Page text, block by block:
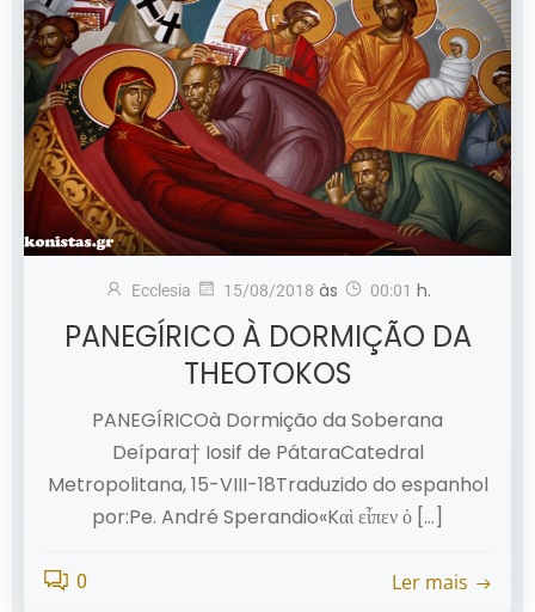
Ecclesia 15/08/2018 às 00:01 h.
PANEGÍRICO À DORMIÇÃO DA
THEOTOKOS
PANEGÍRICOà Dormição da Soberana
Deípara† Iosif de PátaraCatedral
Metropolitana, 15-VIII-18Traduzido do espanhol
por:Pe. André Sperandio«Kαὶ εἶπεν ὁ […]
0 Ler mais